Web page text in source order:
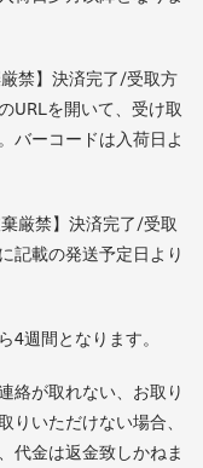
禁】決済完了/受取方
URLを開いて、受け取
バーコードは入荷日よ
厳禁】決済完了/受取
記載の発送予定日より
週間となります。
絡が取れない、お取り
いただけない場合、
代金は返金致しかねま